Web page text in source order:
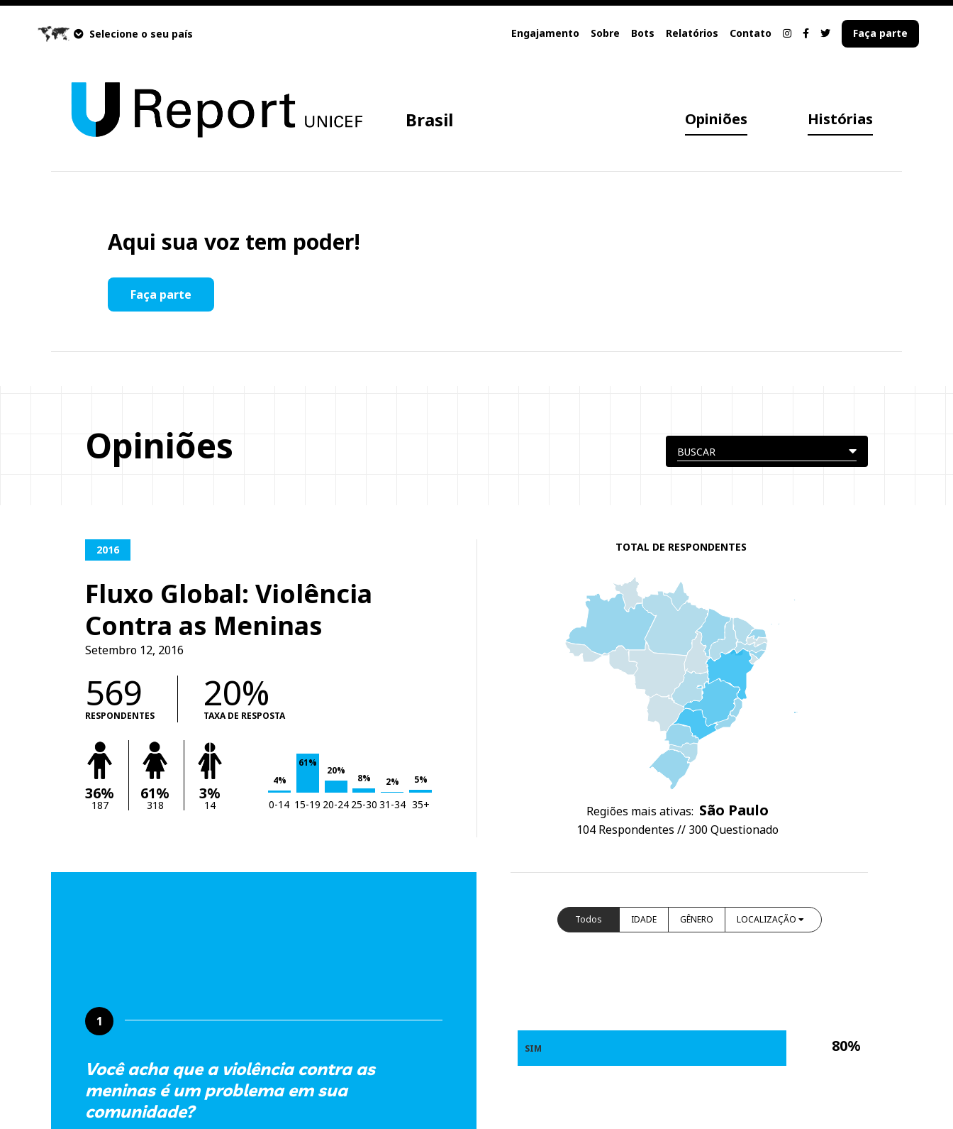
Selecione o seu país Engajamento Sobre Bots Relatórios Contato Faça parte
Brasil Opiniões Histórias
Aqui sua voz tem poder!
Faça parte
Opiniões
2016
Fluxo Global: Violência
Contra as Meninas
Setembro 12, 2016
569
RESPONDENTES
20%
TAXA DE RESPOSTA
36%
187
61%
318
3%
14
4%
61%
20%
8% 2% 5%
0-14 15-19 20-24 25-30 31-34 35+
TOTAL DE RESPONDENTES
Regiões mais ativas: São Paulo
104 Respondentes // 300 Questionado
1
Você acha que a violência contra as
meninas é um problema em sua
comunidade?
Todos IDADE GÊNERO LOCALIZAÇÃO
80%
SIM